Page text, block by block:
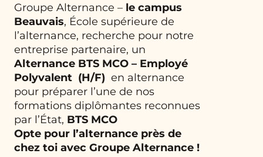
Groupe Alternance – le campus
Beauvais, École supérieure de
l’alternance, recherche pour notre
entreprise partenaire, un
Alternance BTS MCO – Employé
Polyvalent (H/F) en alternance
pour préparer l’une de nos
formations diplômantes reconnues
par l’État, BTS MCO
Opte pour l’alternance près de
chez toi avec Groupe Alternance !